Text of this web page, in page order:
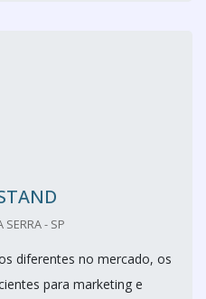
SERRA - SP
diferentes no mercado, os
para marketing e